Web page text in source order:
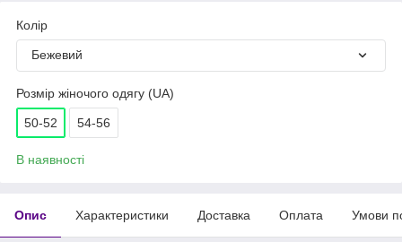
Колір
Бежевий
Розмір жіночого одягу (UA)
50-52 54-56
В наявності
Опис Характеристики Доставка Оплата Умови